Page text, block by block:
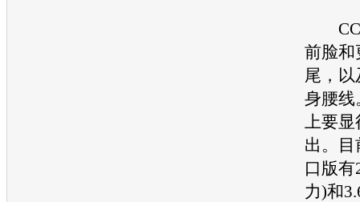
CC
前脸和
尾，
身腰线
上要
出。目
口版有
力)和